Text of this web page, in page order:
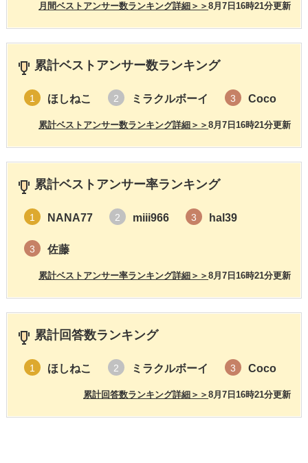
8月7日16時21分更新
月間ベストアンサー数ランキング詳細＞＞
累計ベストアンサー数ランキング
1 ほしねこ 2 ミラクルボーイ 3 Coco
8月7日16時21分更新
累計ベストアンサー数ランキング詳細＞＞
累計ベストアンサー率ランキング
1 NANA77 2 miii966 3 hal39
3 佐藤
8月7日16時21分更新
累計ベストアンサー率ランキング詳細＞＞
累計回答数ランキング
1 ほしねこ 2 ミラクルボーイ 3 Coco
8月7日16時21分更新
累計回答数ランキング詳細＞＞